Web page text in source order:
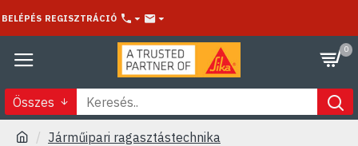
BELÉPÉS REGISZTRÁCIÓ
0
Összes
Járműipari ragasztástechnika